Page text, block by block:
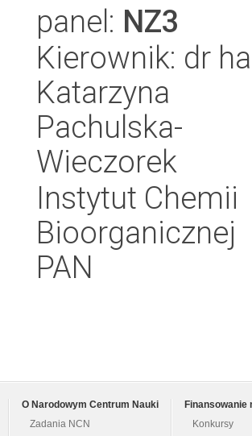
panel: NZ3
Kierownik: dr
Katarzyna
Pachulska-
Wieczorek
Instytut Chemii
Bioorganicznej
PAN
O Narodowym Centrum Nauki
Zadania NCN
Finansowanie
Konkursy